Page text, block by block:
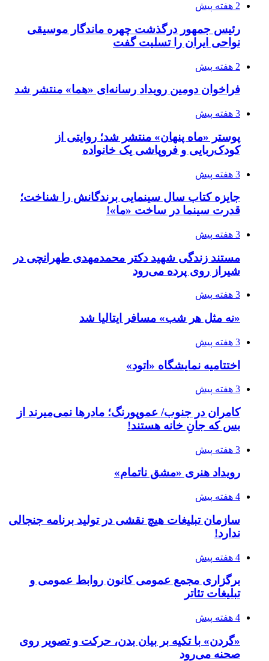
2 هفته پیش
رئیس جمهور درگذشت چهره ماندگار موسیقی
نواحی ایران را تسلیت گفت
2 هفته پیش
فراخوان دومین رویداد رسانه‌ای «هما» منتشر شد
3 هفته پیش
پوستر «ماه پنهان» منتشر شد؛ روایتی از
کودک‌ربایی و فروپاشی یک خانواده
3 هفته پیش
جایزه کتاب سال سینمایی برندگانش را شناخت؛
قدرت سینما در ساخت «ما»!
3 هفته پیش
مستند زندگی شهید دکتر محمدمهدی طهرانچی در
شیراز روی پرده می‌رود
3 هفته پیش
«نه مثل هر شب» مسافر ایتالیا شد
3 هفته پیش
اختتامیه نمایشگاه «اتود»
3 هفته پیش
کامران در جنوب/ عموپورنگ؛ مادرها نمی‌میرند از
بس که جانِ خانه هستند!
3 هفته پیش
رویداد هنری «مشق ناتمام»
4 هفته پیش
سازمان تبلیغات هیچ نقشی در تولید برنامه جنجالی
ندارد!
4 هفته پیش
برگزاری مجمع عمومی کانون روابط عمومی و
تبلیغات تئاتر
4 هفته پیش
«گردن» با تکیه بر بیان بدن، حرکت و تصویر روی
صحنه می‌رود